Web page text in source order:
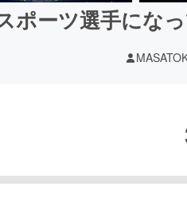
ポーツ選手にな